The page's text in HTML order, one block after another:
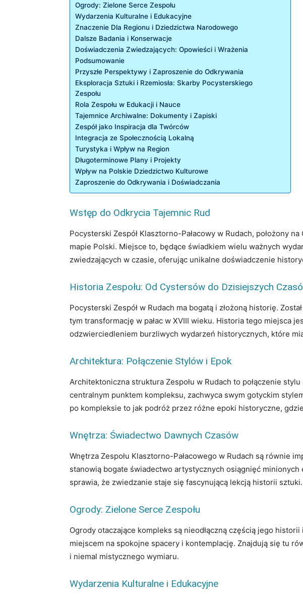
Ogrody: Zielone Serce Zespołu
Wydarzenia Kulturalne i Edukacyjne
Znaczenie Dla Regionu i Dziedzictwa Narodowego
Dalsze Badania i Konserwacje
Doświadczenia Zwiedzających: Opowieści i Wrażenia
Podsumowanie
Przyszłe Perspektywy i Zaproszenie do Odkrywania
Eksploracja Sztuki i Rzemiosła: Skarby Pocysterskiego
Zespołu
Rola Zespołu w Edukacji i Nauce
Tajemnice Archiwalne: Dokumenty i Zapiski
Zespół jako Inspiracja dla Twórców
Integracja ze Społecznością Lokalną
Turystyka i Wpływ na Region
Długoterminowe Plany i Projekty
Wpływ na Polskie Dziedzictwo Kulturowe
Zaproszenie do Odkrywania i Doświadczania
Wstęp do Odkrycia Tajemnic Rud
Pocysterski Zespół Klasztorno-Pałacowy w Rudach, położony
mapie Polski. Miejsce to, będące świadkiem wielu ważnych
zwiedzających w czasie, oferując unikalne doświadczenie
Historia Zespołu: Od Cystersów do Dzisiejszych
Pocysterski Zespół w Rudach ma bogatą i złożoną historię.
tym transformację w pałac w XVIII wieku. Historia tego miejsca
odzwierciedleniem burzliwych wydarzeń historycznych, które
Architektura: Połączenie Stylów i Epok
Architektoniczna struktura Zespołu w Rudach to połączenie
centralnym punktem kompleksu, zachwyca swym gotyckim
po kompleksie to jak podróż przez różne epoki historyczne,
Wnętrza: Świadectwo Dawnych Czasów
Wnętrza Zespołu Klasztorno-Pałacowego w Rudach są równie
stanowią bogate świadectwo artystycznych osiągnięć minionych
sprawia, że zwiedzanie staje się fascynującą lekcją historii sztuki.
Ogrody: Zielone Serce Zespołu
Ogrody otaczające kompleks są nieodłączną częścią jego
miejscem na spokojne spacery i kontemplację. Znajdują się tu
i niemal mistycznego wymiaru.
Wydarzenia Kulturalne i Edukacyjne